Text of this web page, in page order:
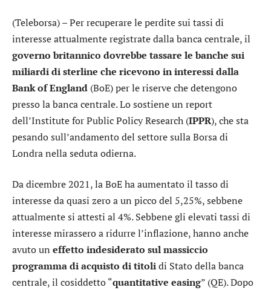
(Teleborsa) – Per recuperare le perdite sui tassi di
interesse attualmente registrate dalla banca centrale, il
governo britannico dovrebbe tassare le banche sui
miliardi di sterline che ricevono in interessi dalla
Bank of England (BoE) per le riserve che detengono
presso la banca centrale. Lo sostiene un report
dell’Institute for Public Policy Research (IPPR), che sta
pesando sull’andamento del settore sulla Borsa di
Londra nella seduta odierna.
Da dicembre 2021, la BoE ha aumentato il tasso di
interesse da quasi zero a un picco del 5,25%, sebbene
attualmente si attesti al 4%. Sebbene gli elevati tassi di
interesse mirassero a ridurre l’inflazione, hanno anche
avuto un effetto indesiderato sul massiccio
programma di acquisto di titolidi Stato della banca
centrale, il cosiddetto “quantitative easing” (QE). Dopo